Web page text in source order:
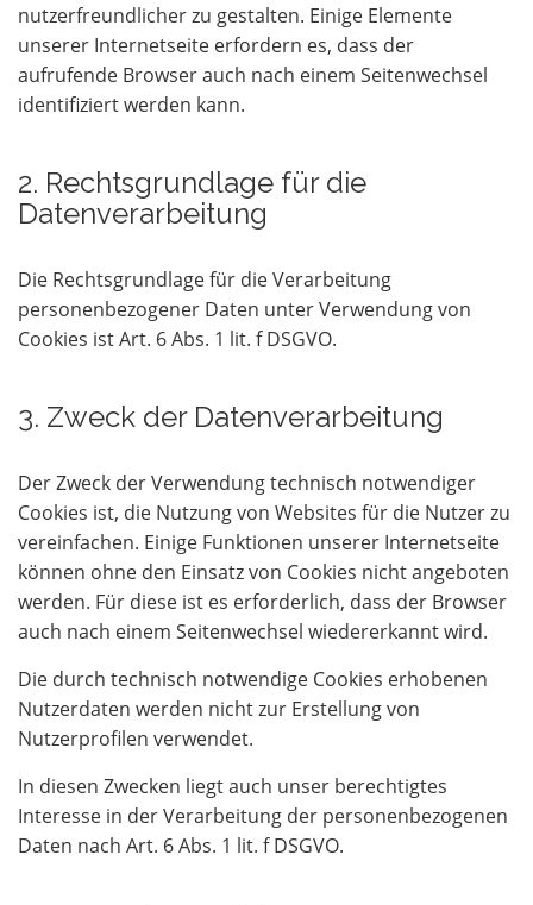
nutzerfreundlicher zu gestalten. Einige Elemente
unserer Internetseite erfordern es, dass der
aufrufende Browser auch nach einem Seitenwechsel
identifiziert werden kann.
2. Rechtsgrundlage für die
Datenverarbeitung
Die Rechtsgrundlage für die Verarbeitung
personenbezogener Daten unter Verwendung von
Cookies ist Art. 6 Abs. 1 lit. f DSGVO.
3. Zweck der Datenverarbeitung
Der Zweck der Verwendung technisch notwendiger
Cookies ist, die Nutzung von Websites für die Nutzer zu
vereinfachen. Einige Funktionen unserer Internetseite
können ohne den Einsatz von Cookies nicht angeboten
werden. Für diese ist es erforderlich, dass der Browser
auch nach einem Seitenwechsel wiedererkannt wird.
Die durch technisch notwendige Cookies erhobenen
Nutzerdaten werden nicht zur Erstellung von
Nutzerprofilen verwendet.
In diesen Zwecken liegt auch unser berechtigtes
Interesse in der Verarbeitung der personenbezogenen
Daten nach Art. 6 Abs. 1 lit. f DSGVO.